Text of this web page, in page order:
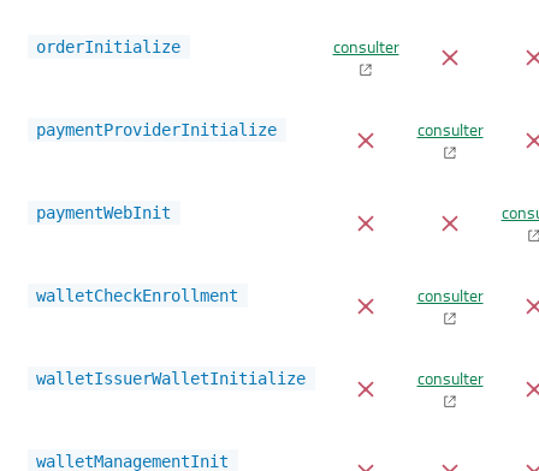
orderInitialize consulter
paymentProviderInitialize consulter
paymentWebInit
walletCheckEnrollment consulter
walletIssuerWalletInitialize consulter
walletManagementInit